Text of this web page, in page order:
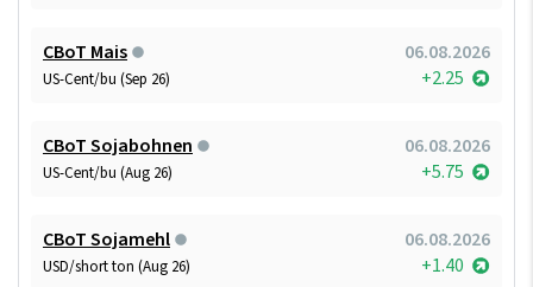
CBoT Mais 06.08.2026
US-Cent/bu (Sep 26) +2.25
CBoT Sojabohnen 06.08.2026
US-Cent/bu (Aug 26) +5.75
CBoT Sojamehl 06.08.2026
USD/short ton (Aug 26) +1.40